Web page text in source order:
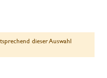
dieser Auswahl